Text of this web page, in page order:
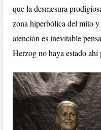
que la desmesura
zona hiperbólica del mito
atención es inevitable
Herzog no haya estado ahí